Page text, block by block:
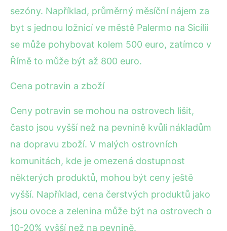
sezóny. Například, průměrný měsíční nájem za
byt s jednou ložnicí ve městě Palermo na Sicílii
se může pohybovat kolem 500 euro, zatímco v
Římě to může být až 800 euro.
Cena potravin a zboží
Ceny potravin se mohou na ostrovech lišit,
často jsou vyšší než na pevnině kvůli nákladům
na dopravu zboží. V malých ostrovních
komunitách, kde je omezená dostupnost
některých produktů, mohou být ceny ještě
vyšší. Například, cena čerstvých produktů jako
jsou ovoce a zelenina může být na ostrovech o
10-20% vyšší než na pevnině.